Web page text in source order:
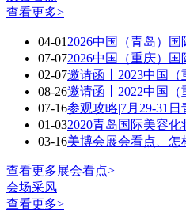
查看更多>
04-012026中国（青岛）
07-072026中国（重庆）
02-07邀请函丨2023中国
08-26邀请函丨2022中国
07-16参观攻略|7月29-31
01-032020青岛国际美容
03-16美博会展会看点、
查看更多展会看点>
会场采风
查看更多>